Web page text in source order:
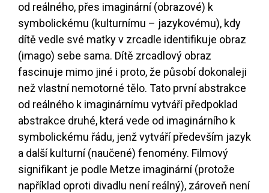
od reálného, přes imaginární (obrazové) k
symbolickému (kulturnímu – jazykovému), kdy
dítě vedle své matky v zrcadle identifikuje obraz
(imago) sebe sama. Dítě zrcadlový obraz
fascinuje mimo jiné i proto, že působí dokonaleji
než vlastní nemotorné tělo. Tato první abstrakce
od reálného k imaginárnímu vytváří předpoklad
abstrakce druhé, která vede od imaginárního k
symbolickému řádu, jenž vytváří především jazyk
a další kulturní (naučené) fenomény. Filmový
signifikant je podle Metze imaginární (protože
například oproti divadlu není reálný), zároveň není